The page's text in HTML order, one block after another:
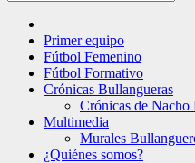
Primer equipo
Fútbol Femenino
Fútbol Formativo
Crónicas Bullangueras
Crónicas de Nacho
Multimedia
Murales
¿Quiénes somos?